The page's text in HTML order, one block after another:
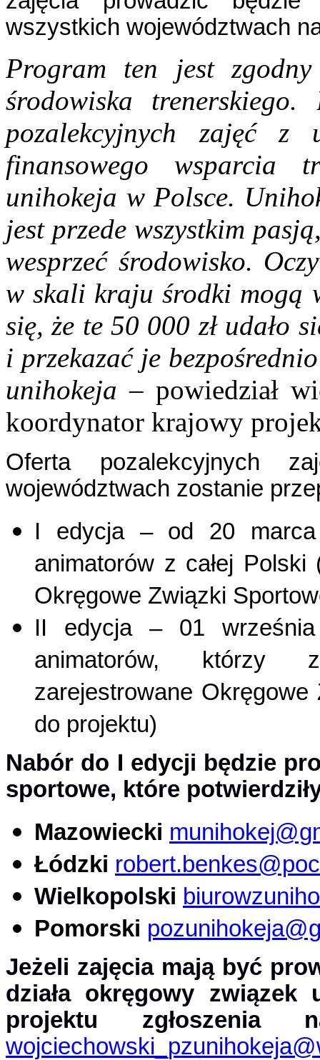
wszystkich województwach
Program ten jest
środowiska trenerskiego.
pozalekcyjnych zajęć z
finansowego
unihokeja w Polsce.
jest przede wszystkim
wesprzeć środowisko.
w skali kraju środki mogą
się, że te 50 000 zł udało
i przekazać je
unihokeja– powiedział
koordynator krajowy
Oferta pozalekcyjnych
województwach zostanie
I edycja – od 20
animatorów z całej
Okręgowe Związki
II edycja – 01
animatorów, którzy
zarejestrowane Okręgowe
do projektu)
Nabór do I edycji będzie
sportowe, które
Mazowiecki
Łódzki
Wielkopolski
Pomorski
Jeżeli zajęcia mają być
działa okręgowy
projektu zgłoszenia